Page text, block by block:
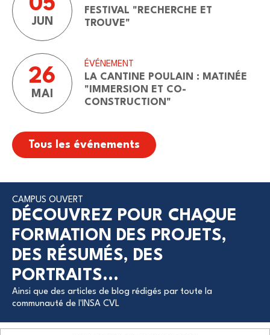
05
JUN
FESTIVAL "RECHERCHE ET
TROUVE"
26
MAI
ÉVÉNEMENT
LA CANTINE POULAIN : MATINÉE
"IMMERSION ET CO-
CONSTRUCTION"
Tous les événements
CAMPUS OUVERT
DÉCOUVREZ POUR CHAQUE
FORMATION DES PROJETS,
DES RÉSUMÉS, DES
PORTRAITS...
Ainsi que des articles de blog rédigés par toute la
communauté de l'INSA CVL